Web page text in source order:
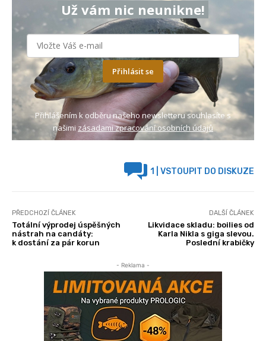
Už vám nic neunikne!
Přihlásit se
Přihlášením k odběru našeho newsletteru souhlasíte s
našimi zásadami zpracování osobních údajů
1 | VSTOUPIT DO DISKUZE
PŘEDCHOZÍ ČLÁNEK
Totální výprodej úspěšných
nástrah na candáty:
k dostání za pár korun
DALŠÍ ČLÁNEK
Likvidace skladu: boilies od
Karla Nikla s giga slevou.
Poslední krabičky
- Reklama -